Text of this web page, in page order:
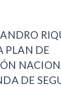
PLAN DE
DE